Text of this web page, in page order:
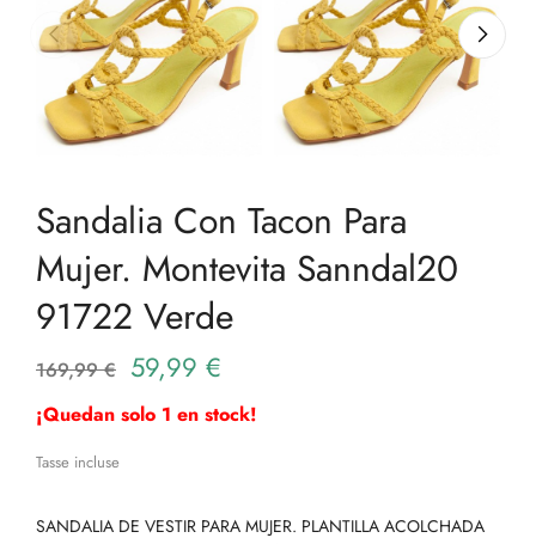
Sandalia Con Tacon Para
Mujer. Montevita Sanndal20
91722 Verde
169,99 € 59,99 €
¡Quedan solo 1 en stock!
Tasse incluse
SANDALIA DE VESTIR PARA MUJER. PLANTILLA ACOLCHADA